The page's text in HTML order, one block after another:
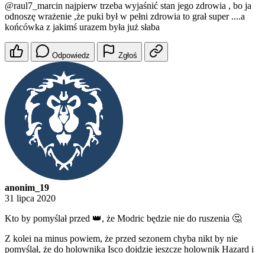
@raul7_marcin najpierw trzeba wyjaśnić stan jego zdrowia , bo ja
odnoszę wrażenie ,że puki był w pełni zdrowia to grał super ....a
końcówka z jakimś urazem była już słaba
Odpowiedz Zgłoś
anonim_19
31 lipca 2020
Kto by pomyślał przed 👑, że Modric będzie nie do ruszenia 🤔
Z kolei na minus powiem, że przed sezonem chyba nikt by nie
pomyślał, że do holownika Isco dojdzie jeszcze holownik Hazard i